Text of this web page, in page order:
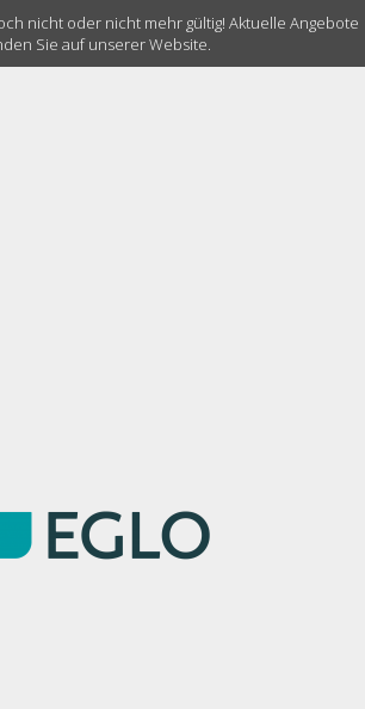
nicht oder nicht mehr gültig! Aktuelle Angebote
Sie auf unserer Website.